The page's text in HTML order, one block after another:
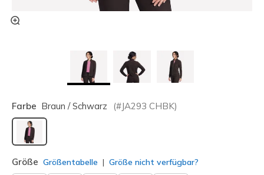
Farbe Braun / Schwarz (#JA293 CHBK)
ausgewählt
Größe Größentabelle Größe nicht verfügbar?